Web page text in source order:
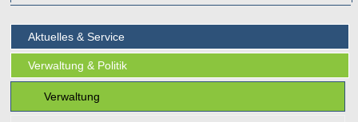
Aktuelles & Service
Verwaltung & Politik
Verwaltung